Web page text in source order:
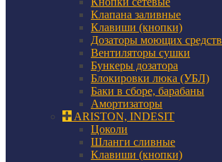
Клапана заливные
Клавиши (кнопки)
Дозаторы моющих средств
Вентиляторы сушки
Бункеры дозатора
Блокировки люка (УБЛ)
Баки в сборе, барабаны
Амортизаторы
ARISTON, INDESIT
Цоколи
Шланги сливные
Клавиши (кнопки)